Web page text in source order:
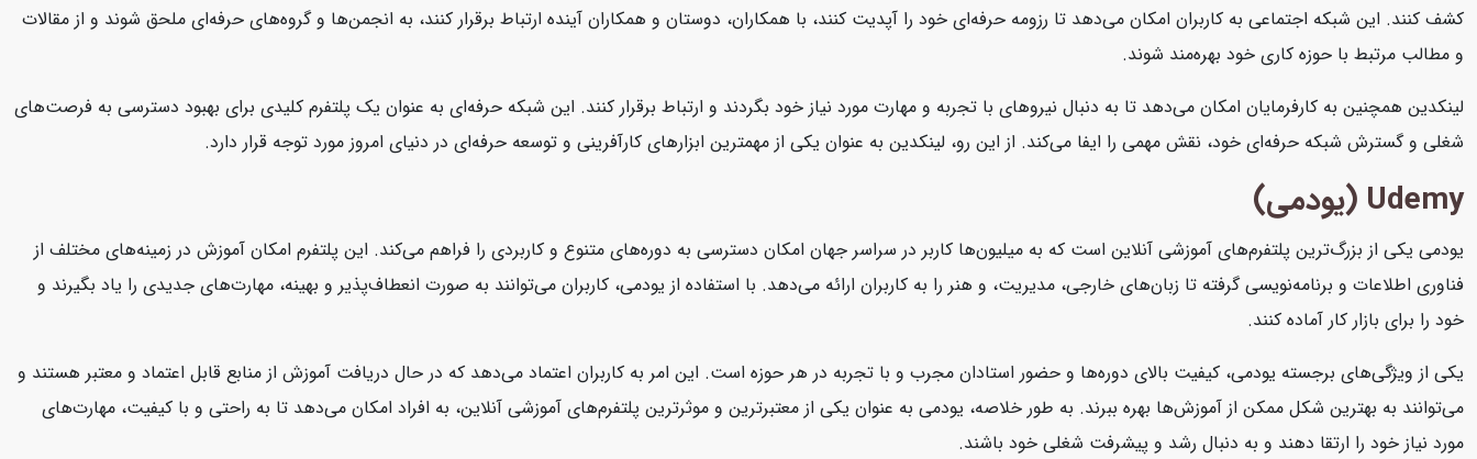
کشف کنند. این شبکه اجتماعی به کاربران امکان می‌دهد تا رزومه حرفه‌ای خود را آپدیت کنند، با همکاران، دوستان و همکاران آینده ارتباط برقرار کنند، به انجمن‌ها و گروه‌های حرفه‌ای ملحق شوند و از مقالات
و مطالب مرتبط با حوزه کاری خود بهره‌مند شوند.
لینکدین همچنین به کارفرمایان امکان می‌دهد تا به دنبال نیروهای با تجربه و مهارت مورد نیاز خود بگردند و ارتباط برقرار کنند. این شبکه حرفه‌ای به عنوان یک پلتفرم کلیدی برای بهبود دسترسی به فرصت‌های
شغلی و گسترش شبکه حرفه‌ای خود، نقش مهمی را ایفا می‌کند. از این رو، لینکدین به عنوان یکی از مهمترین ابزارهای کارآفرینی و توسعه حرفه‌ای در دنیای امروز مورد توجه قرار دارد.
Udemy (یودمی)
یودمی یکی از بزرگ‌ترین پلتفرم‌های آموزشی آنلاین است که به میلیون‌ها کاربر در سراسر جهان امکان دسترسی به دوره‌های متنوع و کاربردی را فراهم می‌کند. این پلتفرم امکان آموزش در زمینه‌های مختلف از
فناوری اطلاعات و برنامه‌نویسی گرفته تا زبان‌های خارجی، مدیریت، و هنر را به کاربران ارائه می‌دهد. با استفاده از یودمی، کاربران می‌توانند به صورت انعطاف‌پذیر و بهینه، مهارت‌های جدیدی را یاد بگیرند و
خود را برای بازار کار آماده کنند.
یکی از ویژگی‌های برجسته یودمی، کیفیت بالای دوره‌ها و حضور استادان مجرب و با تجربه در هر حوزه است. این امر به کاربران اعتماد می‌دهد که در حال دریافت آموزش از منابع قابل اعتماد و معتبر هستند و
می‌توانند به بهترین شکل ممکن از آموزش‌ها بهره ببرند. به طور خلاصه، یودمی به عنوان یکی از معتبرترین و موثرترین پلتفرم‌های آموزشی آنلاین، به افراد امکان می‌دهد تا به راحتی و با کیفیت، مهارت‌های
مورد نیاز خود را ارتقا دهند و به دنبال رشد و پیشرفت شغلی خود باشند.